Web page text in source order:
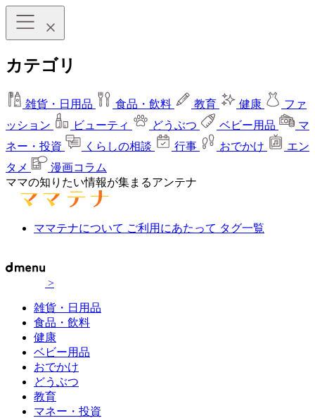
カテゴリ
雑貨・日用品 食品・飲料 教育 健康
ファ
ッション
ビューティ どうぶつ ベビー用品
マ
ネー・投資
くらしの相談 行事 おでかけ
エン
タメ
漫画コラム
ママの知りたい情報が集まるアンテナ
ママテナについて ご利用にあたって タグ一覧
>
雑貨・日用品
食品・飲料
健康
ベビー用品
おでかけ
どうぶつ
教育
マネー・投資